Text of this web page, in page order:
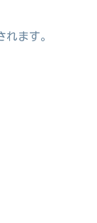
ます。